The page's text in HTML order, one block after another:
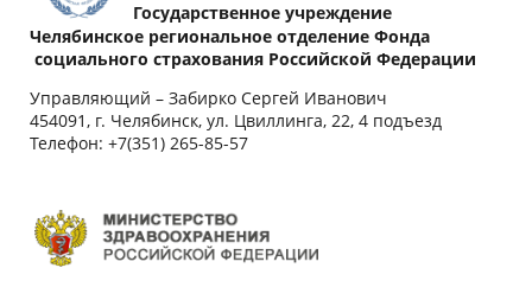
Государственное учреждение
Челябинское региональное отделение Фонда
социального страхования Российской Федерации
Управляющий – Забирко Сергей Иванович
454091, г. Челябинск, ул. Цвиллинга, 22, 4 подъезд
Телефон: +7(351) 265-85-57